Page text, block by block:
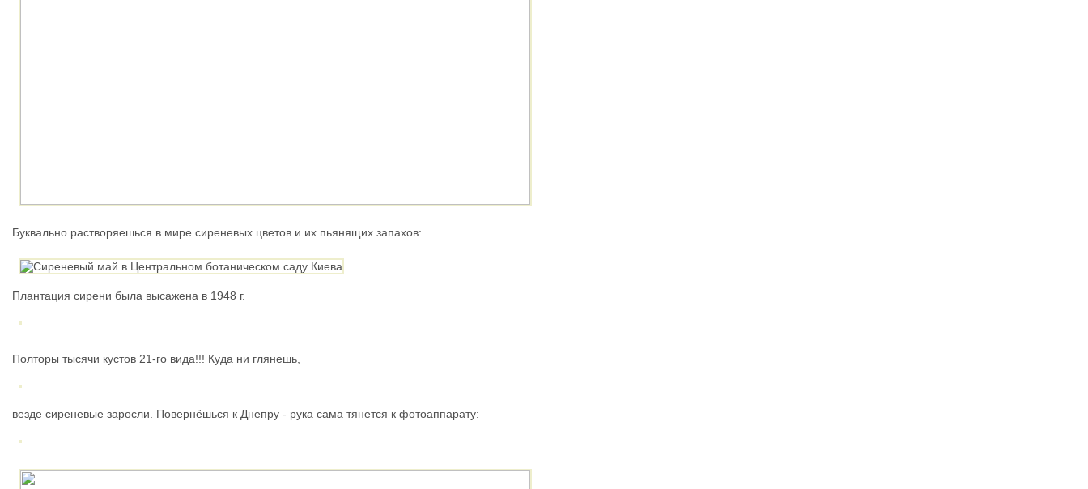
Буквально растворяешься в мире сиреневых цветов и их пьянящих запахов:
Плантация сирени была высажена в 1948 г.
Полторы тысячи кустов 21-го вида!!! Куда ни глянешь,
везде сиреневые заросли. Повернёшься к Днепру - рука сама тянется к фотоаппарату: